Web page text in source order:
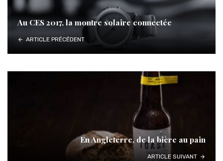
Au CES 2017, la montre solaire connectée
ARTICLE PRÉCÉDENT
En Angleterre, de la bière au pain
ARTICLE SUIVANT